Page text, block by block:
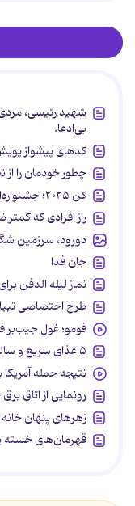
شهید رئیسی،
بی‌ادعا.
کدهای پیشواز
چطور خودمان را از نظر ذهنی ۳۸
کن ۲۰۲۵؛ جشنواره‌ای علیه خانواده
راز افرادی که
دورود، سرزمین
جان فدا
نماز لیله الدفن
طرح اختصاصی
فومو؛ غول جیب‌بر
۵ غذای سریع و سالم برای طبیعت‌گردی
نتیجه حمله
رونمایی از اتاق
زهرهای پنهان
قهرمان‌های خسته